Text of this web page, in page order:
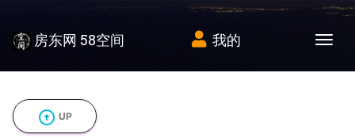
房东网 58空间 我的
arrow_circle_up UP